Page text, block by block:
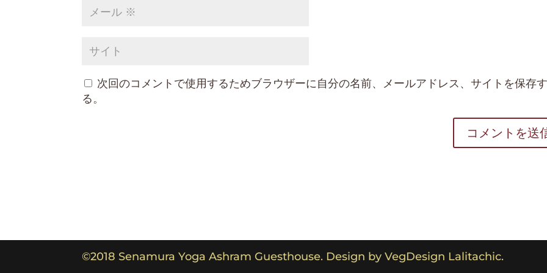
次回のコメントで使用するためブラウザーに自分の名前、メールアドレス、サイトを保存
る。
©︎2018 Senamura Yoga Ashram Guesthouse. Design by VegDesign Lalitachic.